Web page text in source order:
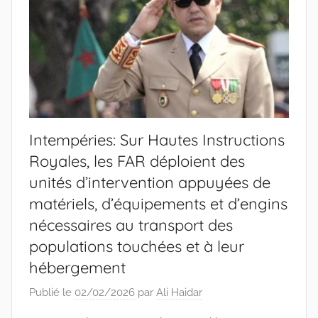
Intempéries: Sur Hautes Instructions
Royales, les FAR déploient des
unités d’intervention appuyées de
matériels, d’équipements et d’engins
nécessaires au transport des
populations touchées et à leur
hébergement
Publié le 02/02/2026 par Ali Haidar